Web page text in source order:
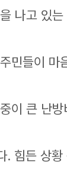
나고 있
민들이 마
이 큰 난
. 힘든 상